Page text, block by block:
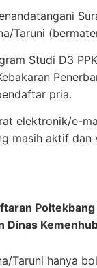
Taruni
Studi D3
pria.
elektronik/e-
masih aktif dan
Dinas
Taruni hanya